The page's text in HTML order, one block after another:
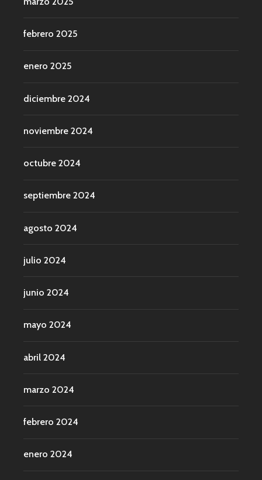
febrero 2025
enero 2025
diciembre 2024
noviembre 2024
octubre 2024
septiembre 2024
agosto 2024
julio 2024
junio 2024
mayo 2024
abril 2024
marzo 2024
febrero 2024
enero 2024